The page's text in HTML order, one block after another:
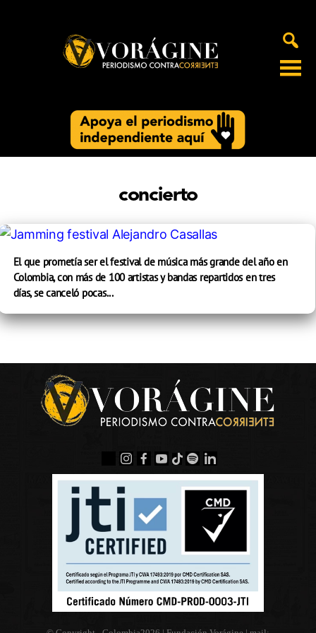
concierto
El que prometía ser el festival de música más grande del año en
Colombia, con más de 100 artistas y bandas repartidos en tres
días, se canceló pocas...